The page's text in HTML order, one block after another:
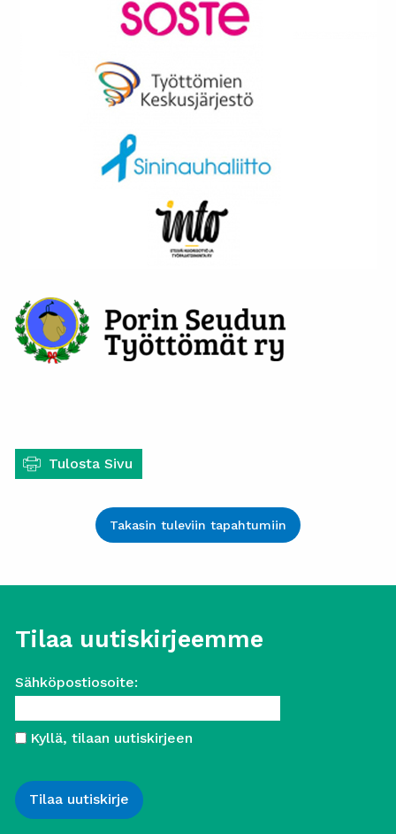
Tulosta Sivu
Takasin tuleviin tapahtumiin
Tilaa uutiskirjeemme
Sähköpostiosoite:
Kyllä, tilaan uutiskirjeen